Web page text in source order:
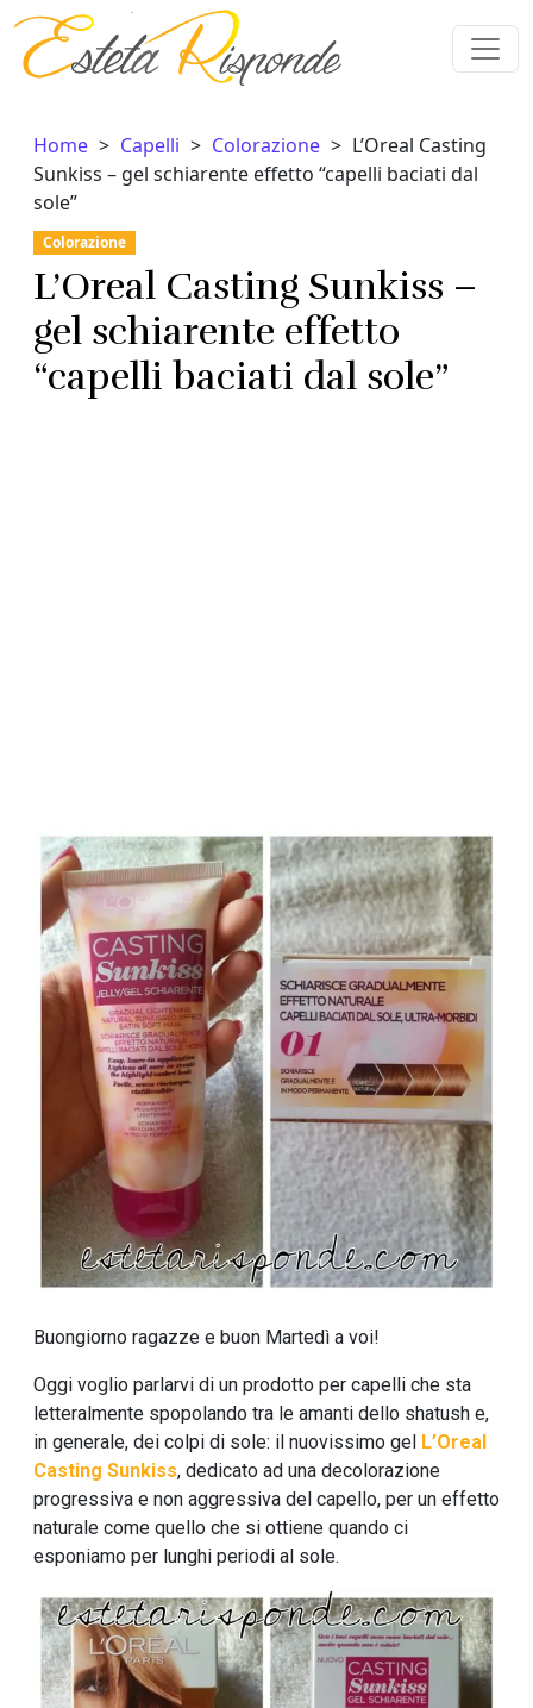
Vai al contenuto
Home Capelli Colorazione
L’Oreal Casting
Sunkiss – gel schiarente effetto “capelli baciati dal
sole”
Colorazione
L’Oreal Casting Sunkiss –
gel schiarente effetto
“capelli baciati dal sole”
Buongiorno ragazze e buon Martedì a voi!
Oggi voglio parlarvi di un prodotto per capelli che sta
letteralmente spopolando tra le amanti dello shatush e,
in generale, dei colpi di sole: il nuovissimo gel L’Oreal
Casting Sunkiss, dedicato ad una decolorazione
progressiva e non aggressiva del capello, per un effetto
naturale come quello che si ottiene quando ci
esponiamo per lunghi periodi al sole.